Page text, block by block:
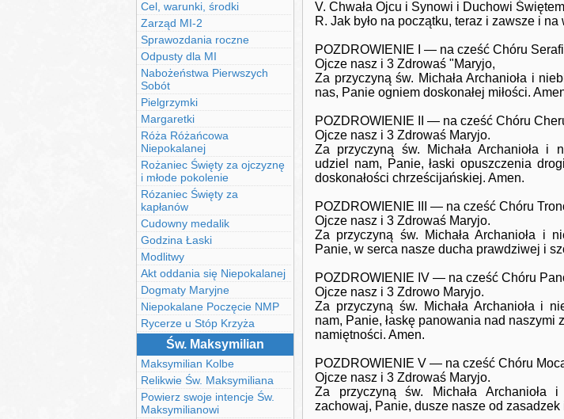
Cel, warunki, środki
Zarząd MI-2
Sprawozdania roczne
Odpusty dla MI
Nabożeństwa Pierwszych
Sobót
Pielgrzymki
Margaretki
Róża Różańcowa
Niepokalanej
Rożaniec Święty za ojczyznę
i młode pokolenie
Rózaniec Święty za
kapłanów
Cudowny medalik
Godzina Łaski
Modlitwy
Akt oddania się Niepokalanej
Dogmaty Maryjne
Niepokalane Poczęcie NMP
Rycerze u Stóp Krzyża
Św. Maksymilian
Maksymilian Kolbe
Relikwie Św. Maksymiliana
Powierz swoje intencje Św.
Maksymilianowi
V. Chwała Ojcu i Synowi i Duchowi
R. Jak było na początku, teraz i zawsze i
POZDROWIENIE I — na cześć Chóru
Ojcze nasz i 3 Zdrowaś "Maryjo,
Za przyczyną św. Michała Archanioła i
nas, Panie ogniem doskonałej miłości.
POZDROWIENIE II — na cześć Chóru
Ojcze nasz i 3 Zdrowaś Maryjo.
Za przyczyną św. Michała Archanioła i
udziel nam, Panie, łaski opuszczenia
doskonałości chrześcijańskiej. Amen.
POZDROWIENIE III — na cześć Chóru
Ojcze nasz i 3 Zdrowaś Maryjo.
Za przyczyną św. Michała Archanioła i
Panie, w serca nasze ducha prawdziwej i
POZDROWIENIE IV — na cześć Chóru
Ojcze nasz i 3 Zdrowo Maryjo.
Za przyczyną św. Michała Archanioła i
nam, Panie, łaskę panowania nad naszymi
namiętności. Amen.
POZDROWIENIE V — na cześć Chóru
Ojcze nasz i 3 Zdrowaś Maryjo.
Za przyczyną św. Michała Archanioła
zachowaj, Panie, dusze nasze od zasadzek